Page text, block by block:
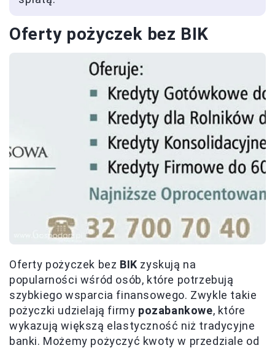
Oferty pożyczek bez BIK
Oferty pożyczek bez BIK zyskują na
popularności wśród osób, które potrzebują
szybkiego wsparcia finansowego. Zwykle takie
pożyczki udzielają firmy pozabankowe, które
wykazują większą elastyczność niż tradycyjne
banki. Możemy pożyczyć kwoty w przedziale od